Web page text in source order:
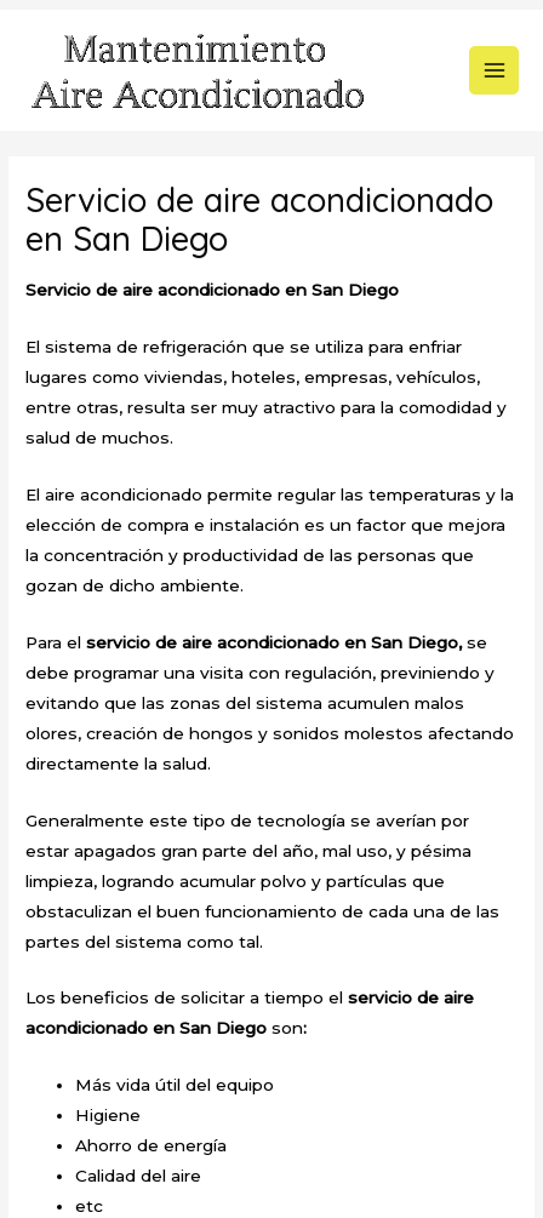
contenido
Servicio de aire acondicionado
en San Diego
Servicio de aire acondicionado en San Diego
El sistema de refrigeración que se utiliza para enfriar
lugares como viviendas, hoteles, empresas, vehículos,
entre otras, resulta ser muy atractivo para la comodidad y
salud de muchos.
El aire acondicionado permite regular las temperaturas y la
elección de compra e instalación es un factor que mejora
la concentración y productividad de las personas que
gozan de dicho ambiente.
Para elservicio de aire acondicionado en San Diego,se
debe programar una visita con regulación, previniendo y
evitando que las zonas del sistema acumulen malos
olores, creación de hongos y sonidos molestos afectando
directamente la salud.
Generalmente este tipo de tecnología se averían por
estar apagados gran parte del año, mal uso, y pésima
limpieza, logrando acumular polvo y partículas que
obstaculizan el buen funcionamiento de cada una de las
partes del sistema como tal.
Los beneficios de solicitar a tiempo elservicio de aire
acondicionado en San Diegoson:
Más vida útil del equipo
Higiene
Ahorro de energía
Calidad del aire
etc